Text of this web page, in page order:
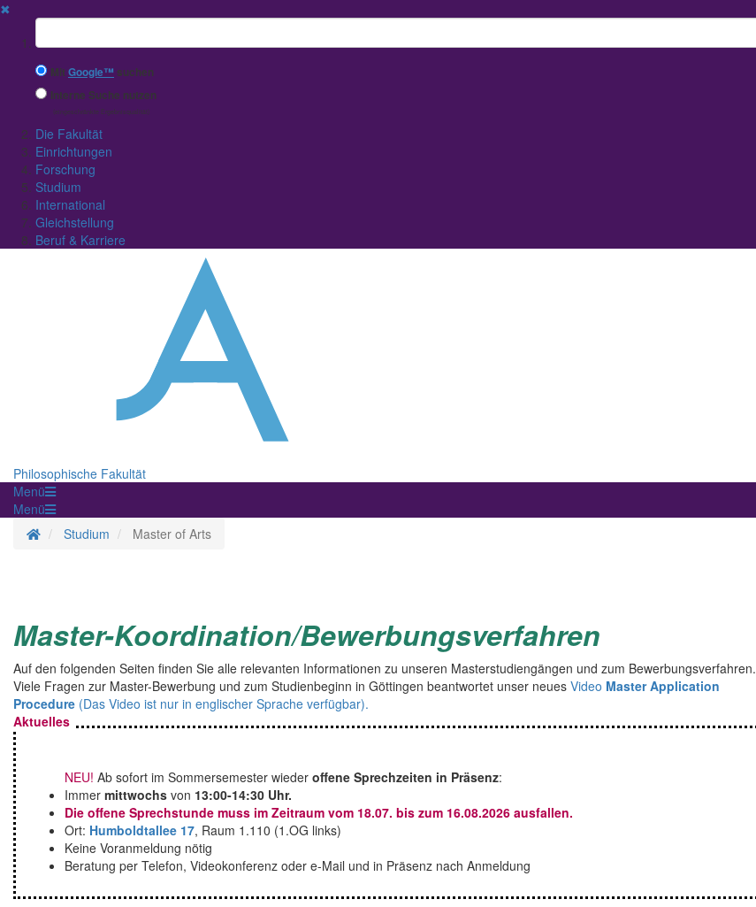
✖
Suchbegriff
MitGoogle™ suchen
Interne Suche nutzen
(eingeschränkte Ergebnisqualität)
Die Fakultät
Einrichtungen
Forschung
Studium
International
Gleichstellung
Beruf & Karriere
Philosophische Fakultät
Menü
Menü
Startseite
Studium Master of Arts
Master-Koordination/Bewerbungsverfahren
Auf den folgenden Seiten finden Sie alle relevanten Informationen zu unseren Masterstudiengängen und zum Bewerbungsverfahren.
Viele Fragen zur Master-Bewerbung und zum Studienbeginn in Göttingen beantwortet unser neues Video Master Application
Procedure (Das Video ist nur in englischer Sprache verfügbar).
Aktuelles
NEU! Ab sofort im Sommersemester wieder offene Sprechzeiten in Präsenz:
Immer mittwochs von 13:00-14:30 Uhr.
Die offene Sprechstunde muss im Zeitraum vom 18.07. bis zum 16.08.2026 ausfallen.
Ort: Humboldtallee 17, Raum 1.110 (1.OG links)
Keine Voranmeldung nötig
Beratung per Telefon, Videokonferenz oder e-Mail und in Präsenz nach Anmeldung